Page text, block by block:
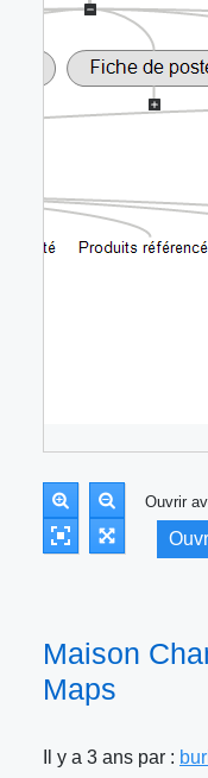
Ouvrir
Maison
Maps
Il y a 3 ans par :